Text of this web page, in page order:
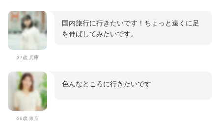
37歳 兵庫
国内旅行に行きたいです！ちょっと遠くに足
を伸ばしてみたいです。
36歳 東京
色んなところに行きたいです